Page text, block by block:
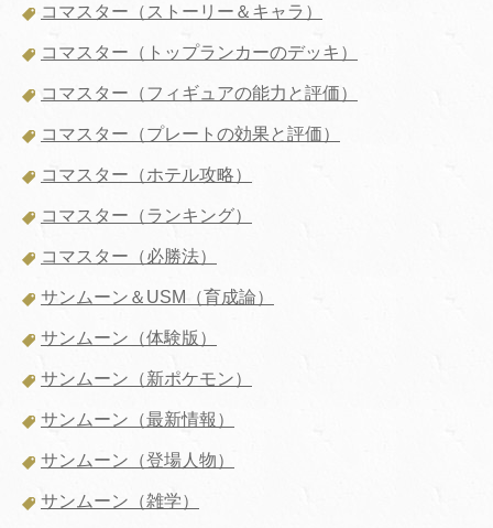
コマスター（ストーリー＆キャラ）
コマスター（トップランカーのデッキ）
コマスター（フィギュアの能力と評価）
コマスター（プレートの効果と評価）
コマスター（ホテル攻略）
コマスター（ランキング）
コマスター（必勝法）
サンムーン＆USM（育成論）
サンムーン（体験版）
サンムーン（新ポケモン）
サンムーン（最新情報）
サンムーン（登場人物）
サンムーン（雑学）